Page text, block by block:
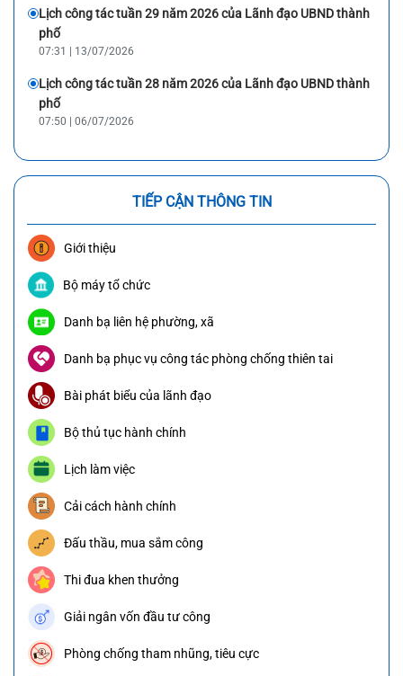
Lịch công tác tuần 29 năm 2026 của Lãnh đạo UBND thành
phố
07:31 | 13/07/2026
Lịch công tác tuần 28 năm 2026 của Lãnh đạo UBND thành
phố
07:50 | 06/07/2026
TIẾP CẬN THÔNG TIN
Giới thiệu
Bộ máy tổ chức
Danh bạ liên hệ phường, xã
Danh bạ phục vụ công tác phòng chống thiên tai
Bài phát biểu của lãnh đạo
Bộ thủ tục hành chính
Lịch làm việc
Cải cách hành chính
Đấu thầu, mua sắm công
Thi đua khen thưởng
Giải ngân vốn đầu tư công
Phòng chống tham nhũng, tiêu cực